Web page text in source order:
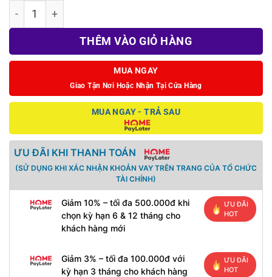
Bộ núm bọc Jsaux cho Joy-Con Switch 2 số lượng
THÊM VÀO GIỎ HÀNG
MUA NGAY
Giao Tận Nơi Hoặc Nhận Tại Cửa Hàng
MUA NGAY - TRẢ SAU
ƯU ĐÃI KHI THANH TOÁN
(SỬ DỤNG KHI XÁC NHẬN KHOẢN VAY TRÊN TRANG CỦA TỔ CHỨC
TÀI CHÍNH)
Giảm 10% – tối đa 500.000đ khi
chọn kỳ hạn 6 & 12 tháng cho
khách hàng mới
ƯU ĐÃI
HOT
Giảm 3% – tối đa 100.000đ với
kỳ hạn 3 tháng cho khách hàng
ƯU ĐÃI
HOT